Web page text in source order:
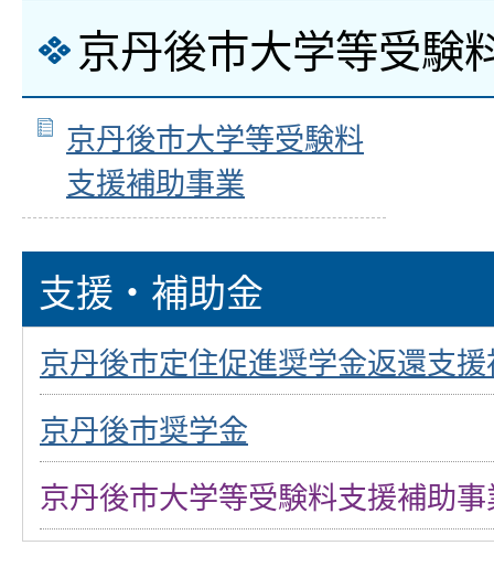
京丹後市大学等受験
京丹後市大学等受験料
支援補助事業
支援・補助金
京丹後市定住促進奨学金返還支
京丹後市奨学金
京丹後市大学等受験料支援補助